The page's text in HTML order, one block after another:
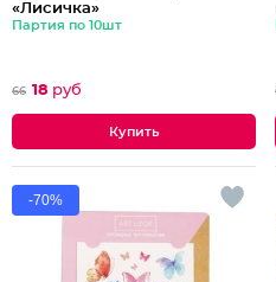
«Лисичка»
Партия по 10шт
66 18 руб
-70%